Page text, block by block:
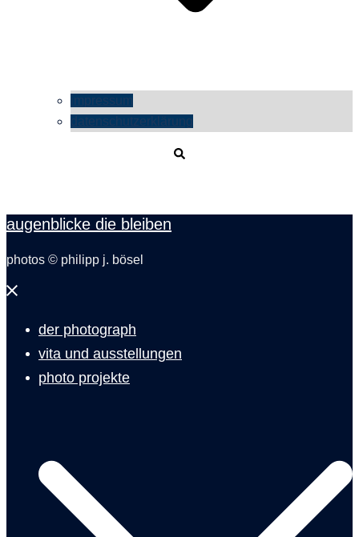
impressum
datenschutzerklärung
augenblicke die bleiben
photos © philipp j. bösel
Menü
der photograph
vita und ausstellungen
photo projekte